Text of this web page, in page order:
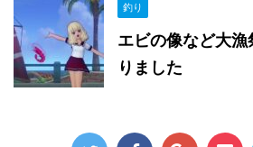
釣り
エビの像など大
りました